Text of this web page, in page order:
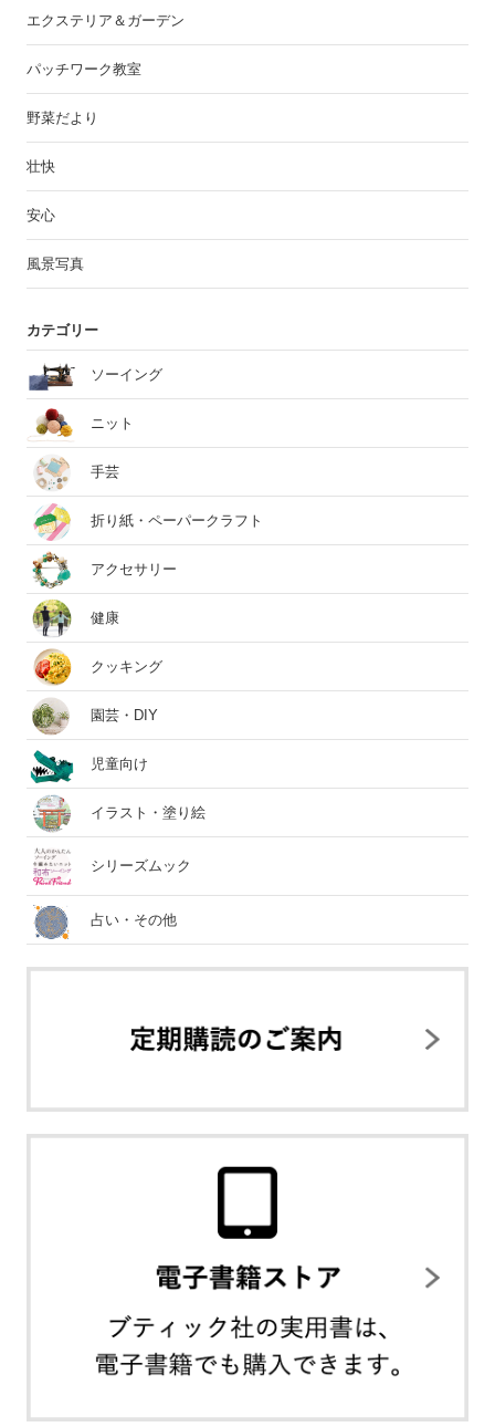
エクステリア＆ガーデン
パッチワーク教室
野菜だより
壮快
安心
風景写真
カテゴリー
ソーイング
ニット
手芸
折り紙・ペーパークラフト
アクセサリー
健康
クッキング
園芸・DIY
児童向け
イラスト・塗り絵
シリーズムック
占い・その他